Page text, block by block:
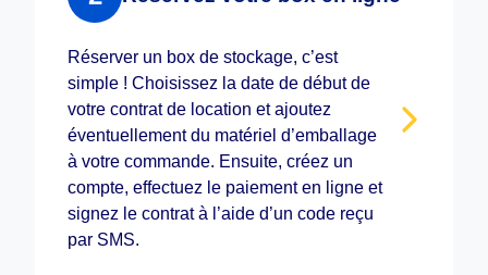
Réserver un box de stockage, c’est
simple ! Choisissez la date de début de
votre contrat de location et ajoutez
éventuellement du matériel d’emballage
à votre commande. Ensuite, créez un
compte, effectuez le paiement en ligne et
signez le contrat à l’aide d’un code reçu
par SMS.